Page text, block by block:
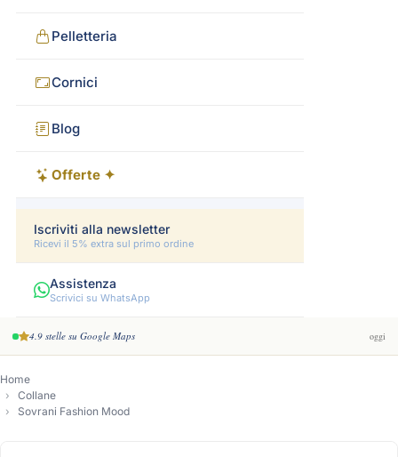
Pelletteria
Cornici
Blog
Offerte ✦
Iscriviti alla newsletter
Ricevi il 5% extra sul primo ordine
Assistenza
Scrivici su WhatsApp
4.9 stelle su Google Maps oggi
Home
Collane
Sovrani Fashion Mood